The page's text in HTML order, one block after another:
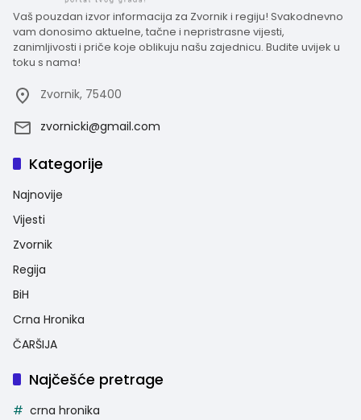
Vaš pouzdan izvor informacija za Zvornik i regiju! Svakodnevno
vam donosimo aktuelne, tačne i nepristrasne vijesti,
zanimljivosti i priče koje oblikuju našu zajednicu. Budite uvijek u
toku s nama!
Zvornik, 75400
zvornicki@gmail.com
Kategorije
Najnovije
Vijesti
Zvornik
Regija
BiH
Crna Hronika
ČARŠIJA
Najčešće pretrage
crna hronika